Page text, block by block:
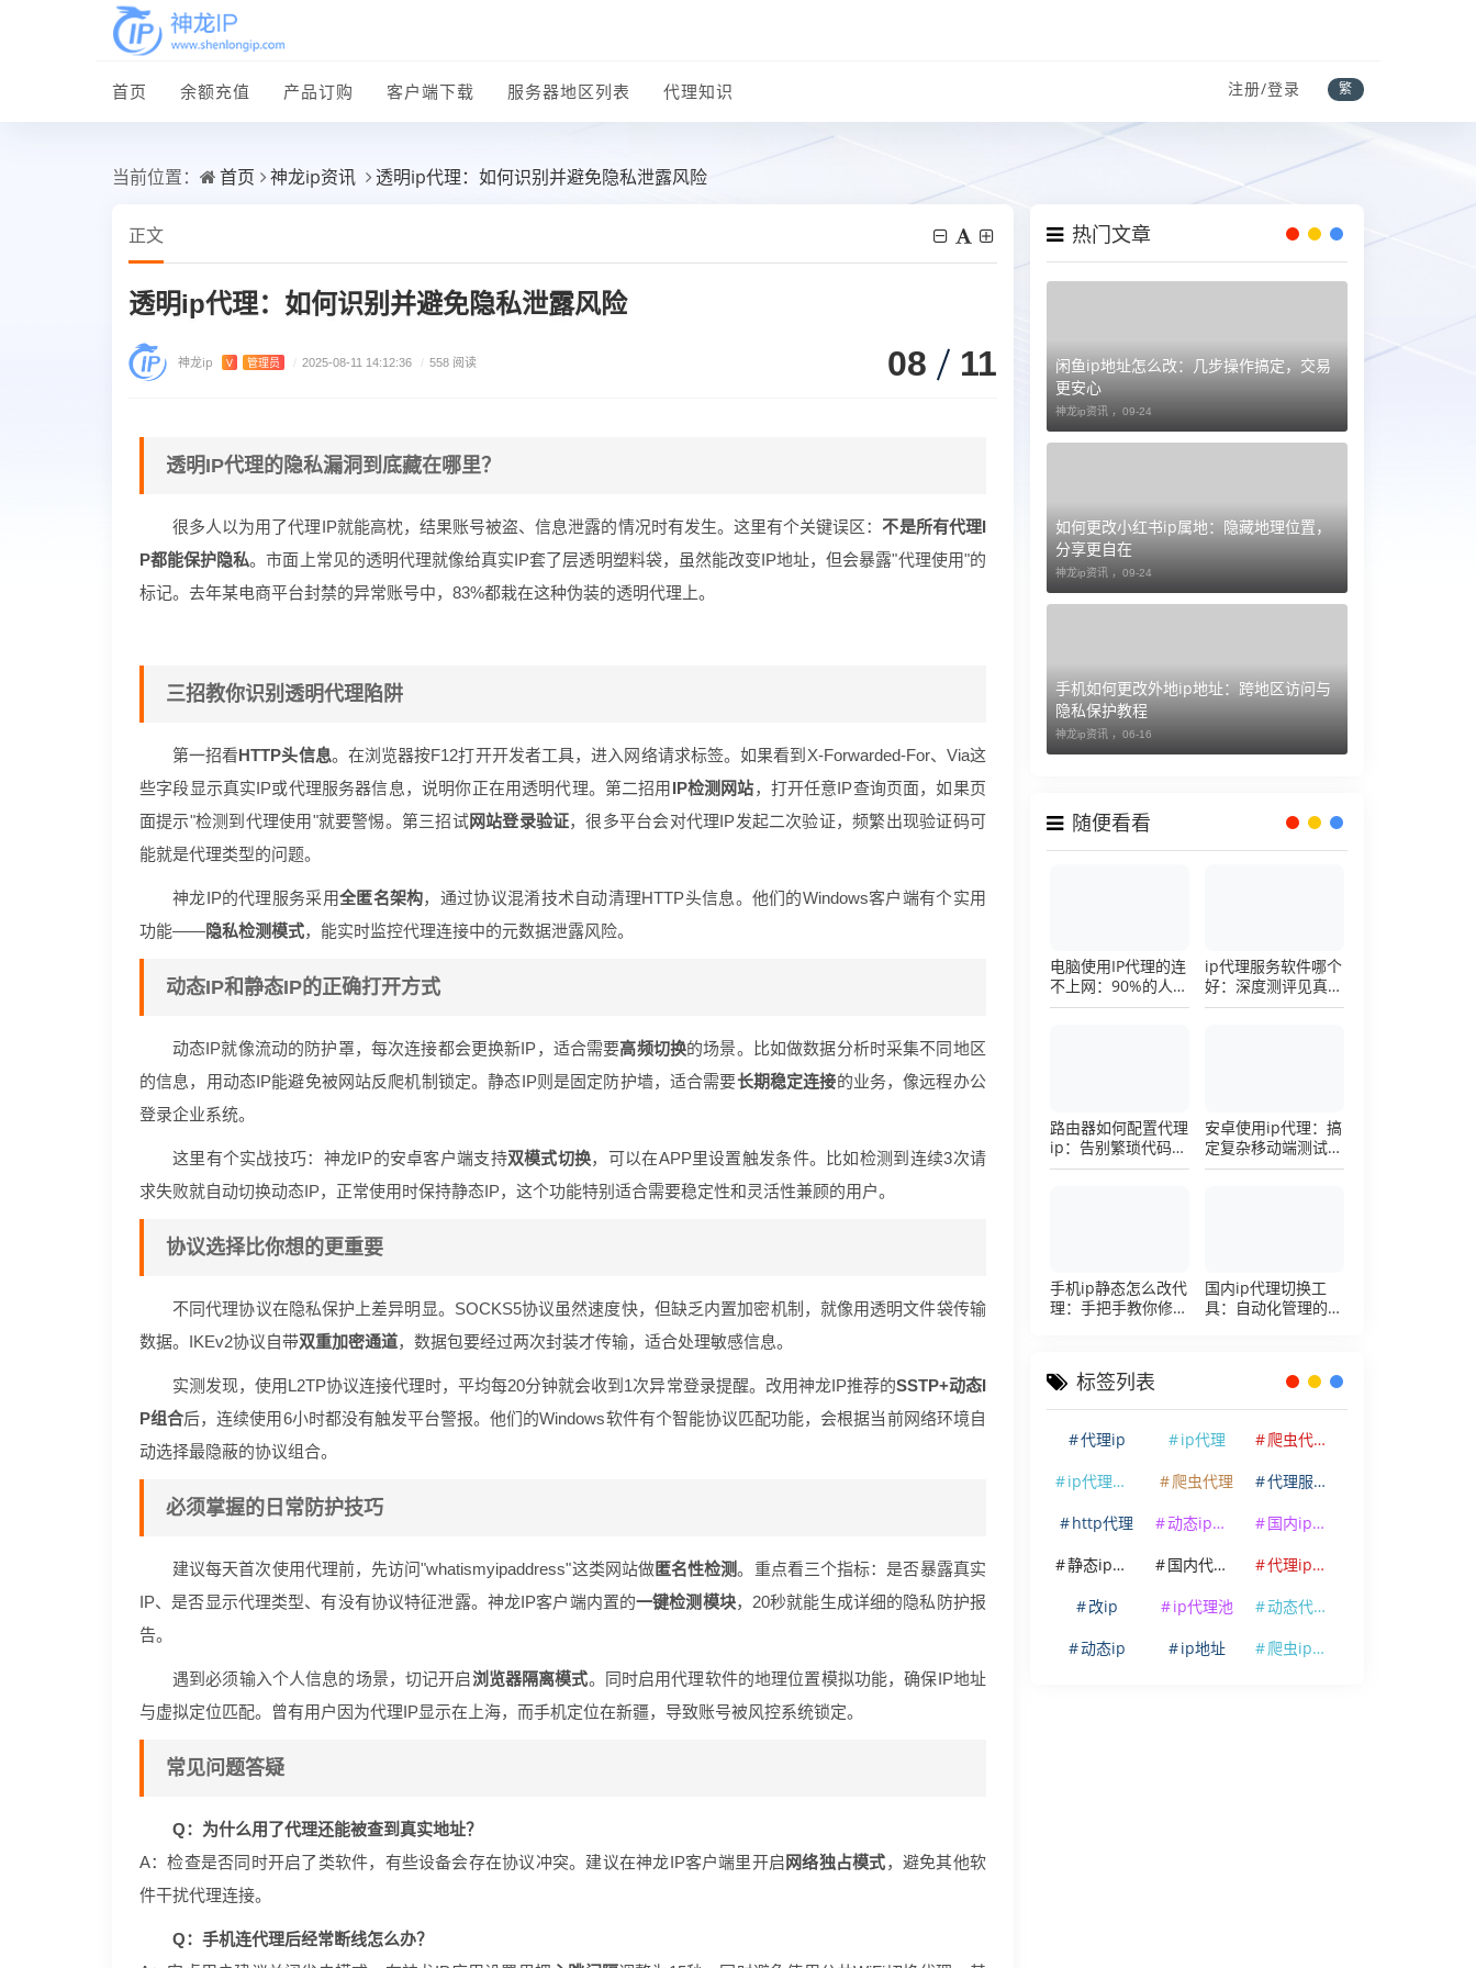
首页 余额充值 产品订购 客户端下载 服务器地区列表 代理知识 注册/登录 繁
当前位置： 首页 神龙ip资讯 透明ip代理：如何识别并避免隐私泄露风险
正文
透明ip代理：如何识别并避免隐私泄露风险
神龙ip V 管理员 / 2025-08-11 14:12:36 / 558 阅读 08 11
透明IP代理的隐私漏洞到底藏在哪里？
很多人以为用了代理IP就能高枕，结果账号被盗、信息泄露的情况时有发生。这里有个关键误区：不是所有代理I
P都能保护隐私。市面上常见的透明代理就像给真实IP套了层透明塑料袋，虽然能改变IP地址，但会暴露"代理使用"的
标记。去年某电商平台封禁的异常账号中，83%都栽在这种伪装的透明代理上。
三招教你识别透明代理陷阱
第一招看HTTP头信息。在浏览器按F12打开开发者工具，进入网络请求标签。如果看到X-Forwarded-For、Via这
些字段显示真实IP或代理服务器信息，说明你正在用透明代理。第二招用 IP检测网站，打开任意IP查询页面，如果页
面提示"检测到代理使用"就要警惕。第三招试网站登录验证，很多平台会对代理IP发起二次验证，频繁出现验证码可
能就是代理类型的问题。
神龙IP的代理服务采用全匿名架构，通过协议混淆技术自动清理HTTP头信息。他们的Windows客户端有个实用
功能——隐私检测模式，能实时监控代理连接中的元数据泄露风险。
动态IP和静态IP的正确打开方式
动态IP就像流动的防护罩，每次连接都会更换新IP，适合需要高频切换的场景。比如做数据分析时采集不同地区
的信息，用动态IP能避免被网站反爬机制锁定。静态IP则是固定防护墙，适合需要长期稳定连接的业务，像远程办公
登录企业系统。
这里有个实战技巧：神龙IP的安卓客户端支持双模式切换，可以在APP里设置触发条件。比如检测到连续3次请
求失败就自动切换动态IP，正常使用时保持静态IP，这个功能特别适合需要稳定性和灵活性兼顾的用户。
协议选择比你想的更重要
不同代理协议在隐私保护上差异明显。SOCKS5协议虽然速度快，但缺乏内置加密机制，就像用透明文件袋传输
数据。IKEv2协议自带双重加密通道，数据包要经过两次封装才传输，适合处理敏感信息。
实测发现，使用L2TP协议连接代理时，平均每20分钟就会收到1次异常登录提醒。改用神龙IP推荐的SSTP+动态I
P组合后，连续使用6小时都没有触发平台警报。他们的Windows软件有个智能协议匹配功能，会根据当前网络环境自
动选择最隐蔽的协议组合。
必须掌握的日常防护技巧
建议每天首次使用代理前，先访问"whatismyipaddress"这类网站做匿名性检测。重点看三个指标：是否暴露真实
IP、是否显示代理类型、有没有协议特征泄露。神龙IP客户端内置的一键检测模块，20秒就能生成详细的隐私防护报
告。
遇到必须输入个人信息的场景，切记开启浏览器隔离模式。同时启用代理软件的地理位置模拟功能，确保IP地址
与虚拟定位匹配。曾有用户因为代理IP显示在上海，而手机定位在新疆，导致账号被风控系统锁定。
常见问题答疑
Q：为什么用了代理还能被查到真实地址？
A：检查是否同时开启了类软件，有些设备会存在协议冲突。建议在神龙IP客户端里开启 网络独占模式，避免其他软
件干扰代理连接。
Q：手机连代理后经常断线怎么办？
热门文章
闲鱼ip地址怎么改：几步操作搞定，交易
更安心
神龙ip资讯 ， 09-24
如何更改小红书ip属地：隐藏地理位置，
分享更自在
神龙ip资讯 ， 09-24
手机如何更改外地ip地址：跨地区访问与
隐私保护教程
神龙ip资讯 ， 06-16
随便看看
电脑使用IP代理的连
不上网：90%的人踩
过这个坑，一招修复
ip代理服务软件哪个
好：深度测评见真
章，帮你把钱花在刀
路由器如何配置代理
ip：告别繁琐代码，
详解底层配置逻辑
安卓使用ip代理：搞
定复杂移动端测试环
境的超详细配置手册
手机ip静态怎么改代
理：手把手教你修改
国内ip代理切换工
具：自动化管理的效
标签列表
代理ip ip代理
爬虫代理ip
ip代理软件
爬虫代理
代理服务器
http代理
动态ip代理
国内ip代理
静态ip代理
国内代理ip
代理ip软件
改ip
ip代理池
动态代理ip
动态ip
ip地址 爬虫ip代理